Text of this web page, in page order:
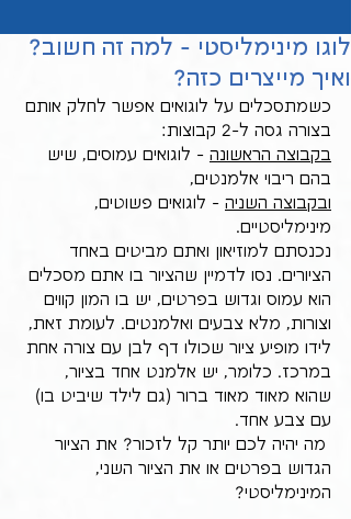
לוגו מינימליסטי - למה זה חשוב?
ואיך מייצרים כזה?
כשמתסכלים על לוגואים אפשר לחלק אותם
בצורה גסה ל-2 קבוצות:
בקבוצה הראשונה - לוגואים עמוסים, שיש
בהם ריבוי אלמנטים,
ובקבוצה השניה - לוגואים פשוטים,
מינימליסטיים.
נכנסתם למוזיאון ואתם מביטים באחד
הציורים. נסו לדמיין שהציור בו אתם מסכלים
הוא עמוס וגדוש בפרטים, יש בו המון קווים
וצורות, מלא צבעים ואלמנטים. לעומת זאת,
לידו מופיע ציור שכולו דף לבן עם צורה אחת
במרכז. כלומר, יש אלמנט אחד בציור,
שהוא מאוד מאוד ברור (גם לילד שיביט בו)
עם צבע אחד.
מה יהיה לכם יותר קל לזכור? את הציור
הגדוש בפרטים או את הציור השני,
המינימליסטי?